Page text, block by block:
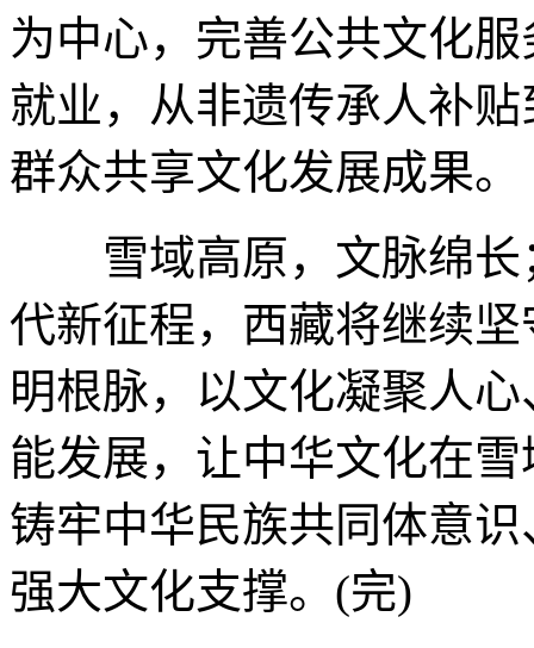
为中心，完善公共文化
就业，从非遗传承人补
群众共享文化发展成果。
雪域高原，文脉绵长
代新征程，西藏将继续
明根脉，以文化凝聚人
能发展，让中华文化在
铸牢中华民族共同体意
强大文化支撑。(完)